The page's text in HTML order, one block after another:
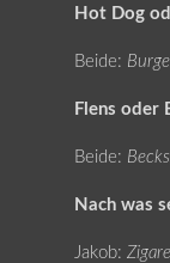
Hot Dog
Beide:
Flens oder
Beide:
Nach was
Jakob: